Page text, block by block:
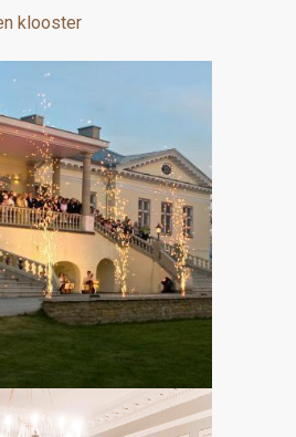
klooster